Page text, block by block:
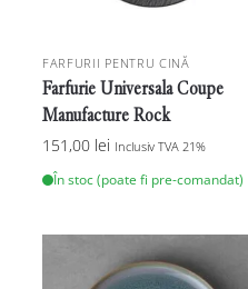
FARFURII PENTRU CINĂ
Farfurie Universala Coupe
Manufacture Rock
151,00 lei Inclusiv TVA 21%
În stoc (poate fi pre-comandat)